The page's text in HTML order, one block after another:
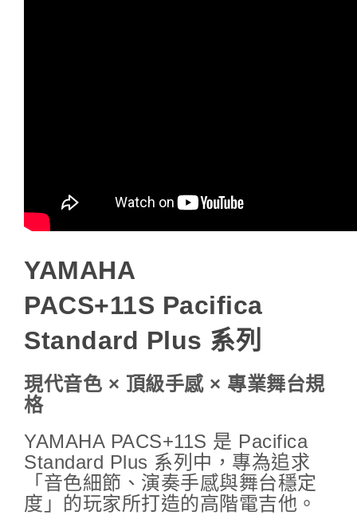
YAMAHA
PACS+11S Pacifica
Standard Plus 系列
現代音色 × 頂級手感 × 專業舞台規
格
YAMAHA PACS+11S 是 Pacifica
Standard Plus 系列中，專為追求
「音色細節、演奏手感與舞台穩定
度」的玩家所打造的高階電吉他。